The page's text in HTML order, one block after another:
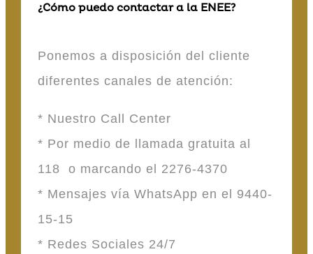
¿Cómo puedo contactar a la ENEE?
Ponemos a disposición del cliente
diferentes canales de atención:
* Nuestro Call Center
* Por medio de llamada gratuita al
118 o marcando el 2276-4370
* Mensajes vía WhatsApp en el 9440-
15-15
* Redes Sociales 24/7